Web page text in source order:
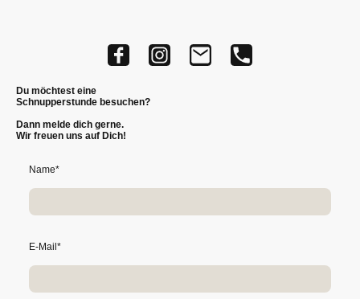
Du möchtest eine
Schnupperstunde besuchen?
Dann melde dich gerne.
Wir freuen uns auf Dich!
Name*
E-Mail*